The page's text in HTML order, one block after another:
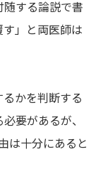
する論説で書
」と両医師は
かを判断する
要があるが、
は十分にあると